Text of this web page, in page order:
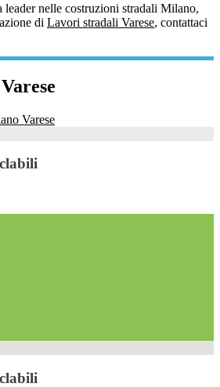
leader nelle costruzioni stradali Milano,
di Lavori stradali Varese, contattaci